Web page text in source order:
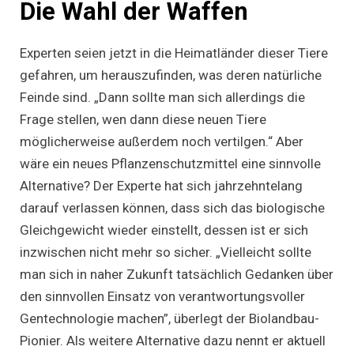
Die Wahl der Waffen
Experten seien jetzt in die Heimatländer dieser Tiere
gefahren, um herauszufinden, was deren natürliche
Feinde sind. „Dann sollte man sich allerdings die
Frage stellen, wen dann diese neuen Tiere
möglicherweise außerdem noch vertilgen.“ Aber
wäre ein neues Pflanzenschutzmittel eine sinnvolle
Alternative? Der Experte hat sich jahrzehntelang
darauf verlassen können, dass sich das biologische
Gleichgewicht wieder einstellt, dessen ist er sich
inzwischen nicht mehr so sicher. „Vielleicht sollte
man sich in naher Zukunft tatsächlich Gedanken über
den sinnvollen Einsatz von verantwortungsvoller
Gentechnologie machen”, überlegt der Biolandbau-
Pionier. Als weitere Alternative dazu nennt er aktuell